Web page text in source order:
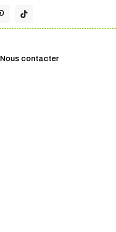
Nous contacter